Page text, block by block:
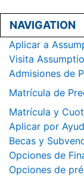
NAVIGATION
Aplicar a
Visita
Admisiones de
Matrícula de
Matrícula y
Aplicar por
Becas y
Opciones de
Opciones de